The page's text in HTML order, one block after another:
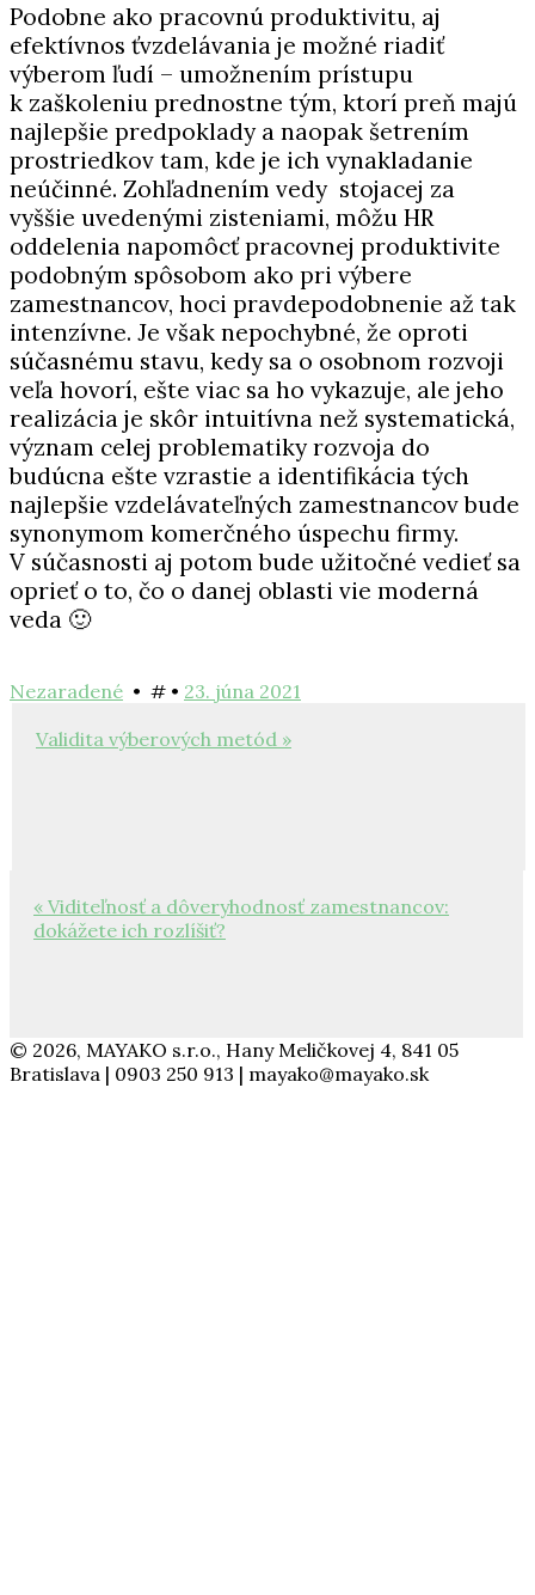
Podobne ako pracovnú produktivitu, aj
efektívnos ťvzdelávania je možné riadiť
výberom ľudí – umožnením prístupu
k zaškoleniu prednostne tým, ktorí preň majú
najlepšie predpoklady a naopak šetrením
prostriedkov tam, kde je ich vynakladanie
neúčinné. Zohľadnením vedy stojacej za
vyššie uvedenými zisteniami, môžu HR
oddelenia napomôcť pracovnej produktivite
podobným spôsobom ako pri výbere
zamestnancov, hoci pravdepodobnenie až tak
intenzívne. Je však nepochybné, že oproti
súčasnému stavu, kedy sa o osobnom rozvoji
veľa hovorí, ešte viac sa ho vykazuje, ale jeho
realizácia je skôr intuitívna než systematická,
význam celej problematiky rozvoja do
budúcna ešte vzrastie a identifikácia tých
najlepšie vzdelávateľných zamestnancov bude
synonymom komerčného úspechu firmy.
V súčasnosti aj potom bude užitočné vedieť sa
oprieť o to, čo o danej oblasti vie moderná
veda 🙂
Nezaradené • # • 23. júna 2021
Navigácia
Validita výberových metód »
« Viditeľnosť a dôveryhodnosť zamestnancov:
dokážete ich rozlíšiť?
© 2026, MAYAKO s.r.o., Hany Meličkovej 4, 841 05
Bratislava | 0903 250 913 | mayako@mayako.sk